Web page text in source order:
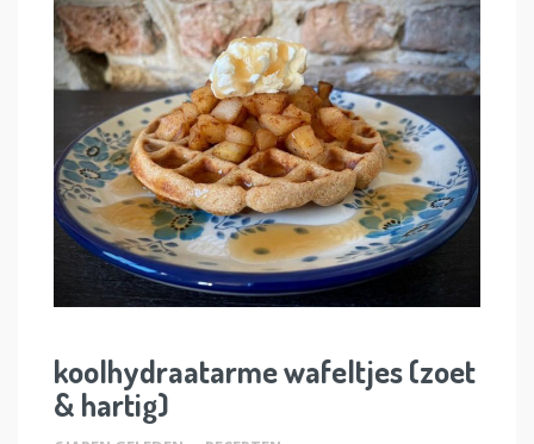
koolhydraatarme wafeltjes (zoet
& hartig)